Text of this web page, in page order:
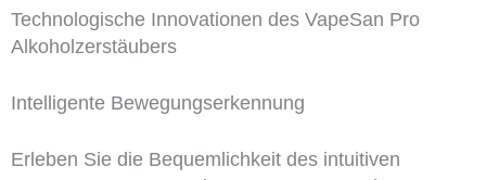
Technologische Innovationen des VapeSan Pro
Alkoholzerstäubers
Intelligente Bewegungserkennung
Erleben Sie die Bequemlichkeit des intuitiven